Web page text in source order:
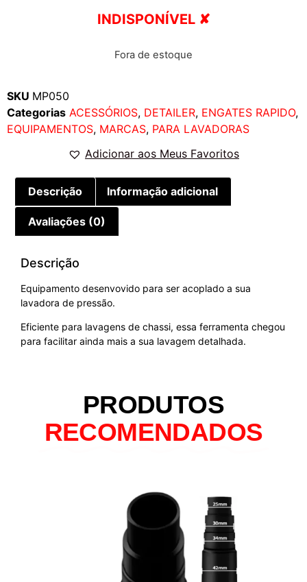
INDISPONÍVEL ✘
Fora de estoque
SKU MP050
Categorias ACESSÓRIOS, DETAILER, ENGATES RAPIDO,
EQUIPAMENTOS, MARCAS, PARA LAVADORAS
Adicionar aos Meus Favoritos
Descrição Informação adicional
Avaliações (0)
Descrição
Equipamento desenvovido para ser acoplado a sua
lavadora de pressão.
Eficiente para lavagens de chassi, essa ferramenta chegou
para facilitar ainda mais a sua lavagem detalhada.
PRODUTOS
RECOMENDADOS